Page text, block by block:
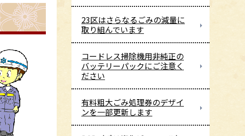
23区はさらなるごみの減量に
取り組んでいます
コードレス掃除機用非純正の
バッテリーパックにご注意く
ださい
有料粗大ごみ処理券のデザイ
ンを一部更新します